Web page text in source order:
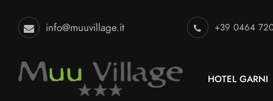
info@muuvillage.it +39 0464
HOTEL GARNI